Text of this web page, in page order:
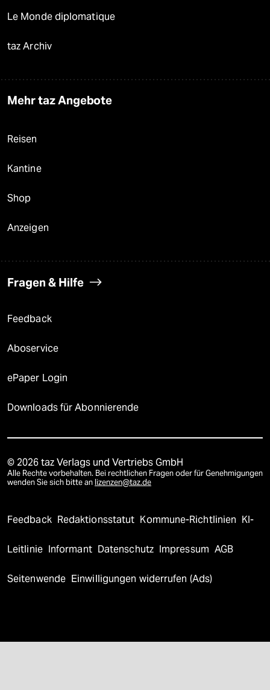
Le Monde diplomatique
taz Archiv
Mehr taz Angebote
Reisen
Kantine
Shop
Anzeigen
Fragen & Hilfe
Feedback
Aboservice
ePaper Login
Downloads für Abonnierende
© 2026 taz Verlags und Vertriebs GmbH
Alle Rechte vorbehalten. Bei rechtlichen Fragen oder für Genehmigungen
wenden Sie sich bitte an lizenzen@taz.de
Feedback Redaktionsstatut Kommune-Richtlinien KI-
Leitlinie Informant Datenschutz Impressum AGB
Seitenwende Einwilligungen widerrufen (Ads)